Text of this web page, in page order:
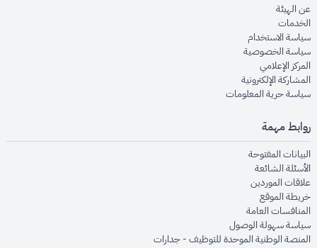
عن الهيئةopens in new window
الخدماتopens in new window
سياسة الاستخدامopens in new window
سياسة الخصوصيةopens in new window
المركز الإعلاميopens in new window
المشاركة الإلكترونيةopens in new window
سياسة حرية المعلوماتopens in new window
روابط مهمة
البيانات المفتوحةopens in new window
الأسئلة الشائعةopens in new window
علاقات الموردينopens in new window
خريطة الموقعopens in new window
المنافسات العامةopens in new window
سياسة سهولة الوصولopens in new window
المنصة الوطنية الموحدة للتوظيف - جداراتopens in new window